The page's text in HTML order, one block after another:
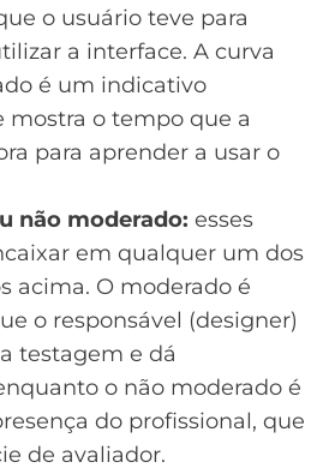
o usuário teve para
a interface. A curva
é um indicativo
mostra o tempo que a
para aprender a usar o
não moderado: esses
em qualquer um dos
acima. O moderado é
o responsável (designer)
testagem e dá
o não moderado é
do profissional, que
de avaliador.